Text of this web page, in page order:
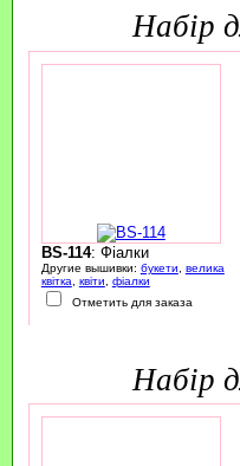
BS-114: Фіалки
Другие вышивки: букети
велика
квітка
квіти
фіалки
Отметить для заказа